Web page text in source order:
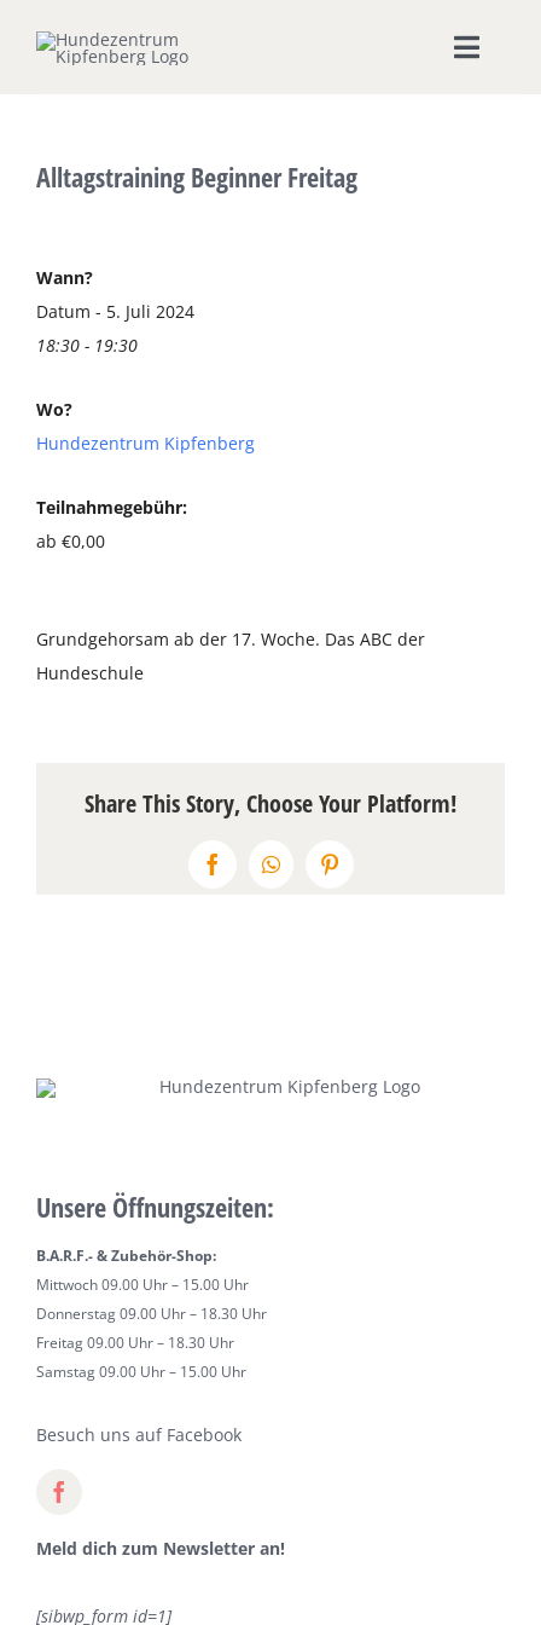
Inhalt
Toggle
Seminare & Workshops
Unsere Shops
Ernährungsberatung
Terminkalender
Öffnungszeiten
Alltagstraining Beginner Freitag
Wann?
Datum - 5. Juli 2024
18:30 - 19:30
Wo?
Hundezentrum Kipfenberg
Teilnahmegebühr:
ab €0,00
Grundgehorsam ab der 17. Woche. Das ABC der
Hundeschule
Share This Story, Choose Your Platform!
FacebookWhatsAppPinterest
Unsere Öffnungszeiten:
B.A.R.F.- & Zubehör-Shop:
Mittwoch 09.00 Uhr – 15.00 Uhr
Donnerstag 09.00 Uhr – 18.30 Uhr
Freitag 09.00 Uhr – 18.30 Uhr
Samstag 09.00 Uhr – 15.00 Uhr
Besuch uns auf Facebook
Meld dich zum Newsletter an!
[sibwp_form id=1]